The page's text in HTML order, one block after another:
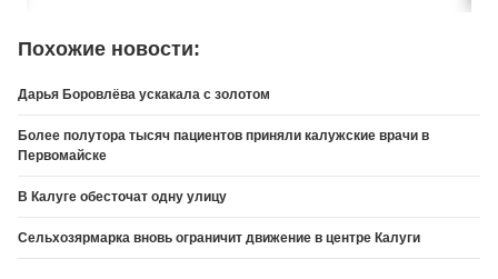
Похожие новости:
Дарья Боровлёва ускакала с золотом
Более полутора тысяч пациентов приняли калужские врачи в
Первомайске
В Калуге обесточат одну улицу
Сельхозярмарка вновь ограничит движение в центре Калуги